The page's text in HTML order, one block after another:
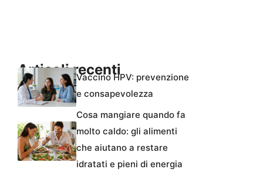
Articoli recentiVaccino HPV: prevenzione
e consapevolezza
Cosa mangiare quando fa
molto caldo: gli alimenti
che aiutano a restare
idratati e pieni di energia